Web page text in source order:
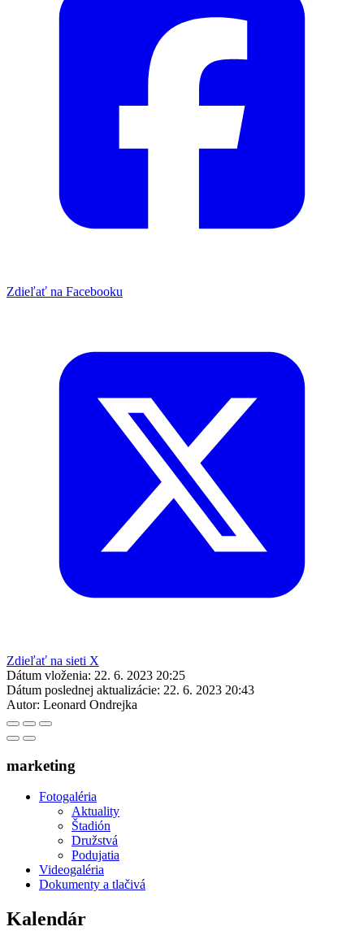
Zdieľať na Facebooku
Zdieľať na sieti X
Dátum vloženia: 22. 6. 2023 20:25
Dátum poslednej aktualizácie: 22. 6. 2023 20:43
Autor: Leonard Ondrejka
marketing
Fotogaléria
Aktuality
Štadión
Družstvá
Podujatia
Videogaléria
Dokumenty a tlačivá
Kalendár